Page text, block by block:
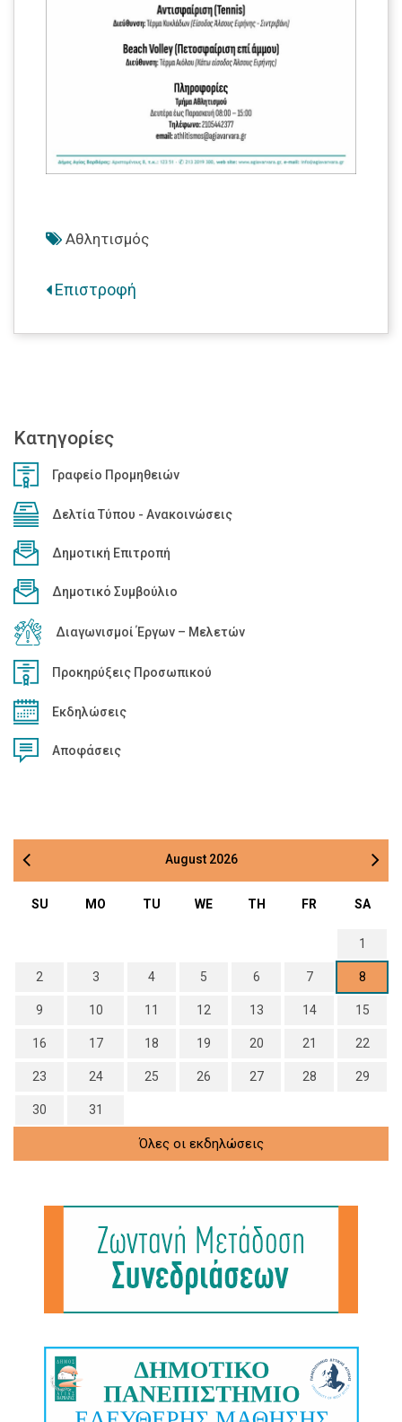
Αθλητισμός
Επιστροφή
Κατηγορίες
Γραφείο Προμηθειών
Δελτία Τύπου - Ανακοινώσεις
Δημοτική Επιτροπή
Δημοτικό Συμβούλιο
Διαγωνισμοί Έργων – Μελετών
Προκηρύξεις Προσωπικού
Εκδηλώσεις
Αποφάσεις
August 2026
SU MO TU WE TH FR SA
1
2 3 4 5 6 7 8
9 10 11 12 13 14 15
16 17 18 19 20 21 22
23 24 25 26 27 28 29
30 31
Όλες οι εκδηλώσεις